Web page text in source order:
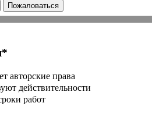
Пожаловаться
авторские права
действительности
работ